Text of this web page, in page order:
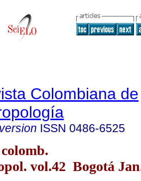
Colombiana de
ISSN 0486-6525
vol.42 Bogotá